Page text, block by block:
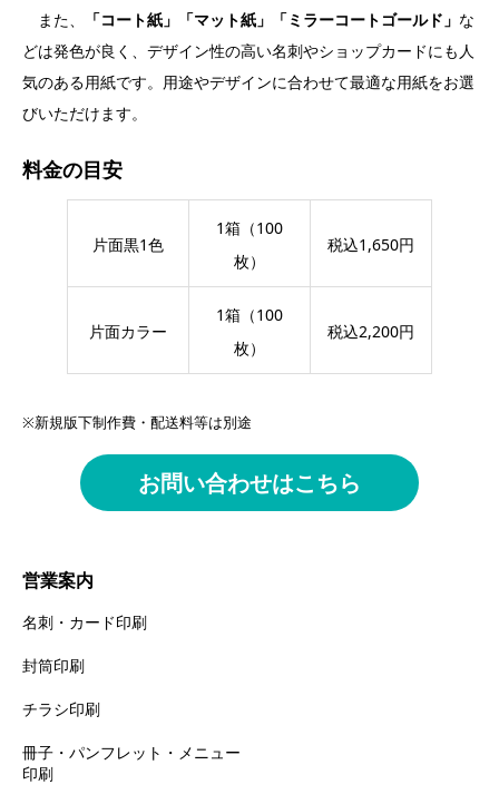
また、 「コート紙」「マット紙」「ミラーコートゴールド」 な
どは発色が良く、デザイン性の高い名刺やショップカードにも人
気のある用紙です。用途やデザインに合わせて最適な用紙をお選
びいただけます。
料金の目安
片面黒1色
1箱（100
枚）
税込1,650円
片面カラー
1箱（100
枚）
税込2,200円
※新規版下制作費・配送料等は別途
お問い合わせはこちら
営業案内
名刺・カード印刷
封筒印刷
チラシ印刷
冊子・パンフレット・メニュー
印刷